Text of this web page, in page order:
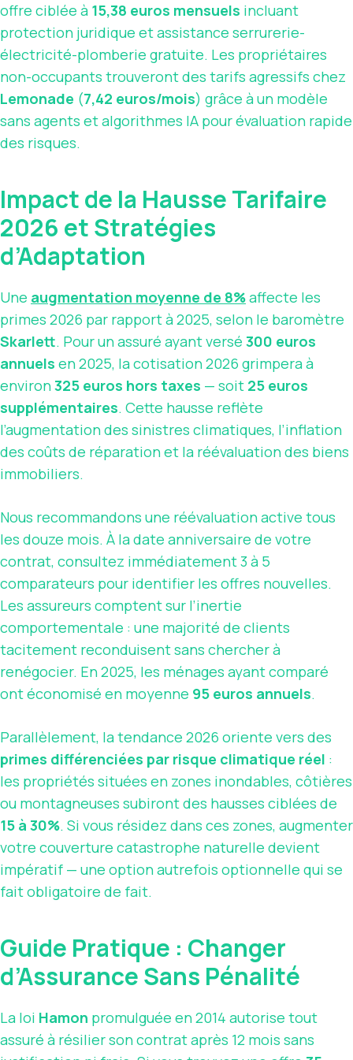
offre ciblée à 15,38 euros mensuels incluant
protection juridique et assistance serrurerie-
électricité-plomberie gratuite. Les propriétaires
non-occupants trouveront des tarifs agressifs chez
Lemonade (7,42 euros/mois) grâce à un modèle
sans agents et algorithmes IA pour évaluation rapide
des risques.
Impact de la Hausse Tarifaire
2026 et Stratégies
d’Adaptation
Une augmentation moyenne de 8%affecte les
primes 2026 par rapport à 2025, selon le baromètre
Skarlett. Pour un assuré ayant versé 300 euros
annuels en 2025, la cotisation 2026 grimpera à
environ325 euros hors taxes — soit 25 euros
supplémentaires. Cette hausse reflète
l’augmentation des sinistres climatiques, l’inflation
des coûts de réparation et la réévaluation des biens
immobiliers.
Nous recommandons une réévaluation active tous
les douze mois. À la date anniversaire de votre
contrat, consultez immédiatement 3 à 5
comparateurs pour identifier les offres nouvelles.
Les assureurs comptent sur l’inertie
comportementale : une majorité de clients
tacitement reconduisent sans chercher à
renégocier. En 2025, les ménages ayant comparé
ont économisé en moyenne 95 euros annuels.
Parallèlement, la tendance 2026 oriente vers des
primes différenciées par risque climatique réel :
les propriétés situées en zones inondables, côtières
ou montagneuses subiront des hausses ciblées de
15 à 30%. Si vous résidez dans ces zones, augmenter
votre couverture catastrophe naturelle devient
impératif — une option autrefois optionnelle qui se
fait obligatoire de fait.
Guide Pratique : Changer
d’Assurance Sans Pénalité
La loi Hamon promulguée en 2014 autorise tout
assuré à résilier son contrat après 12 mois sans